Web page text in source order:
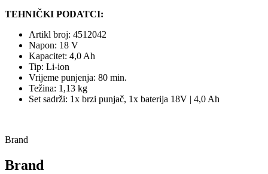
TEHNIČKI PODATCI:
Artikl broj: 4512042
Napon: 18 V
Kapacitet: 4,0 Ah
Tip: Li-ion
Vrijeme punjenja: 80 min.
Težina: 1,13 kg
Set sadrži: 1x brzi punjač, 1x baterija 18V | 4,0 Ah
Brand
Brand